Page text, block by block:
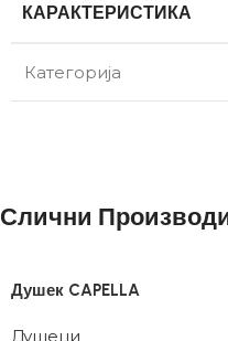
КАРАКТЕРИСТИКА
Категорија
Слични
Душек CAPELLA
Душеци